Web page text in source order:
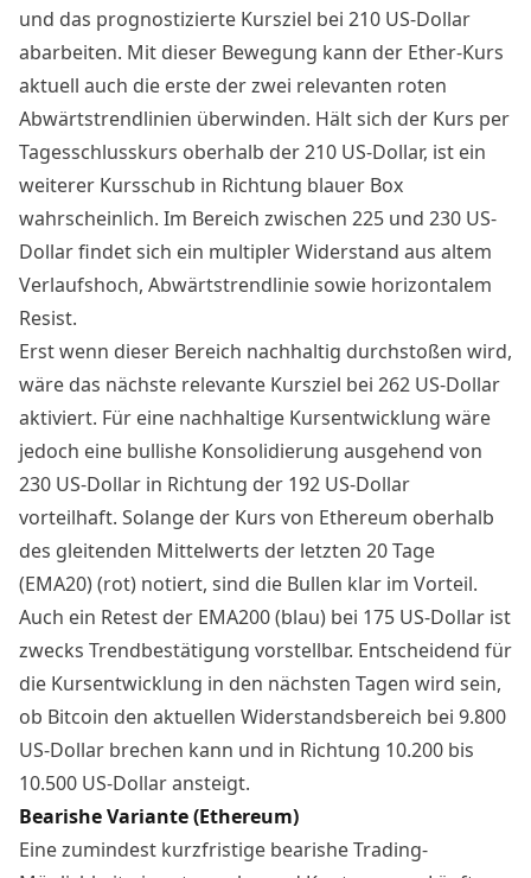
und das prognostizierte Kursziel bei 210 US-Dollar
abarbeiten. Mit dieser Bewegung kann der Ether-Kurs
aktuell auch die erste der zwei relevanten roten
Abwärtstrendlinien überwinden. Hält sich der Kurs per
Tagesschlusskurs oberhalb der 210 US-Dollar, ist ein
weiterer Kursschub in Richtung blauer Box
wahrscheinlich. Im Bereich zwischen 225 und 230 US-
Dollar findet sich ein multipler Widerstand aus altem
Verlaufshoch, Abwärtstrendlinie sowie horizontalem
Resist.
Erst wenn dieser Bereich nachhaltig durchstoßen wird,
wäre das nächste relevante Kursziel bei 262 US-Dollar
aktiviert. Für eine nachhaltige Kursentwicklung wäre
jedoch eine bullishe Konsolidierung ausgehend von
230 US-Dollar in Richtung der 192 US-Dollar
vorteilhaft. Solange der Kurs von Ethereum oberhalb
des gleitenden Mittelwerts der letzten 20 Tage
(EMA20) (rot) notiert, sind die Bullen klar im Vorteil.
Auch ein Retest der EMA200 (blau) bei 175 US-Dollar ist
zwecks Trendbestätigung vorstellbar. Entscheidend für
die Kursentwicklung in den nächsten Tagen wird sein,
ob Bitcoin den aktuellen Widerstandsbereich bei 9.800
US-Dollar brechen kann und in Richtung 10.200 bis
10.500 US-Dollar ansteigt.
Bearishe Variante (Ethereum)
Eine zumindest kurzfristige bearishe Trading-